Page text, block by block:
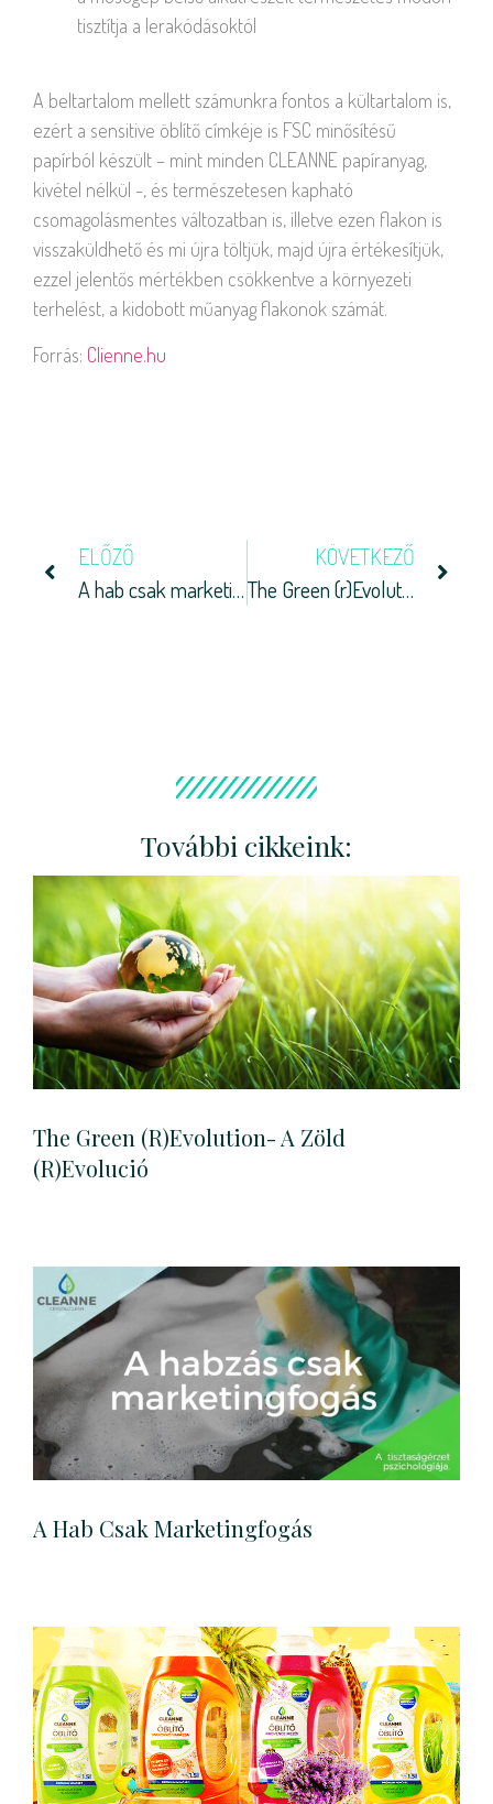
tisztítja a lerakódásoktól
A beltartalom mellett számunkra fontos a kültartalom is,
ezért a sensitive öblítő címkéje is FSC minősítésű
papírból készült – mint minden CLEANNE papíranyag,
kivétel nélkül -, és természetesen kapható
csomagolásmentes változatban is, illetve ezen flakon is
visszaküldhető és mi újra töltjük, majd újra értékesítjük,
ezzel jelentős mértékben csökkentve a környezeti
terhelést, a kidobott műanyag flakonok számát.
Forrás: Clienne.hu
ELŐZŐ
A hab csak marketingfogás
KÖVETKEZŐ
The Green (r)Evolution- A zöld (r)Evolució
További cikkeink:
The Green (r)Evolution- A Zöld
(r)Evolució
A Hab Csak Marketingfogás